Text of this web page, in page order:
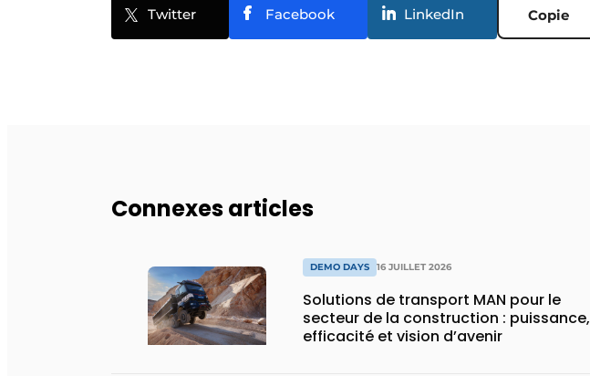
Twitter Facebook LinkedIn Copie
Connexes articles
DEMO DAYS 16 JUILLET 2026
Solutions de transport MAN pour le
secteur de la construction : puissance,
efficacité et vision d’avenir